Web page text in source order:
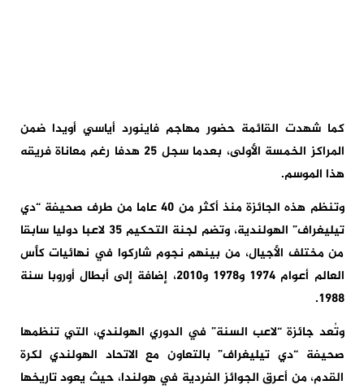
كما شهدت القائمة حضور مهاجم فاينورد أياسي أويدا ضمن
المراكز الخمسة الأولى، بعدما سجل 25 هدفا رغم معاناة فريقه
هذا الموسم.
وتنظم هذه الجائزة منذ أكثر من 40 عاما من طرف صحيفة “دي
تيليغراف” الهولندية، وتضم لجنة التحكيم 35 لاعبا دوليا سابقا
من مختلف الأجيال، من بينهم نجوم شاركوا في نهائيات كأس
العالم أعوام 1974 و1978 و2010، إضافة إلى أبطال أوروبا سنة
1988.
وتُعد جائزة “لاعب السنة” في الدوري الهولندي، التي تنظمها
صحيفة “دي تيليغراف” بالتعاون مع الاتحاد الهولندي لكرة
القدم، من أعرق الجوائز الفردية في هولندا، حيث يعود تاريخها